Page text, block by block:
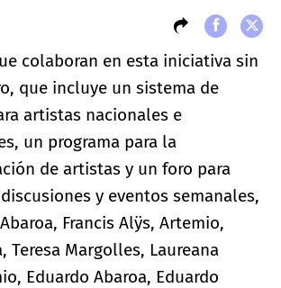
colaboran en esta iniciativa sin
que incluye un sistema de
artistas nacionales e
un programa para la
de artistas y un foro para
y eventos semanales,
Francis Alÿs, Artemio,
Teresa Margolles, Laureana
Eduardo Abaroa, Eduardo